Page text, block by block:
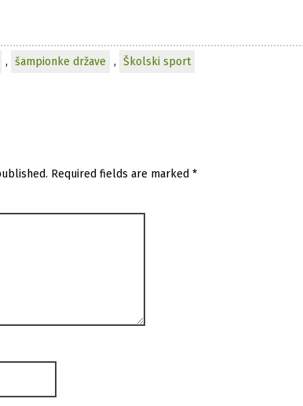
, šampionke države , Školski sport
Required fields are marked *